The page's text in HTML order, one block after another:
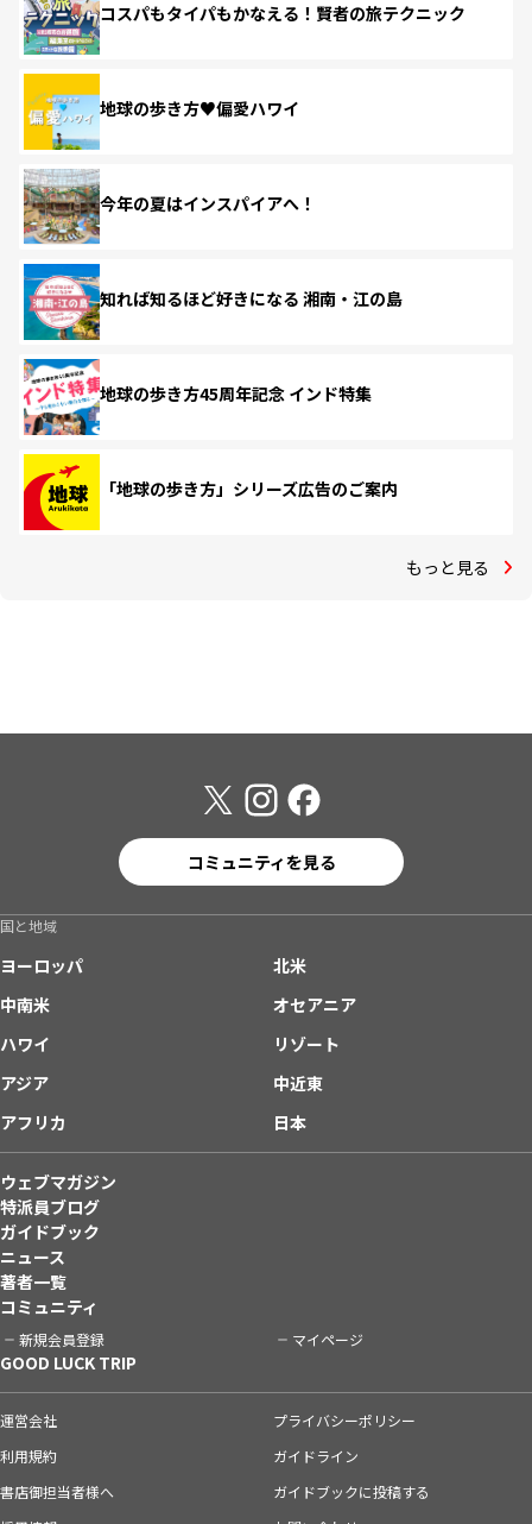
コスパもタイパもかなえる！賢者の旅テクニック
地球の歩き方♥偏愛ハワイ
今年の夏はインスパイアへ！
知れば知るほど好きになる 湘南・江の島
地球の歩き方45周年記念 インド特集
「地球の歩き方」シリーズ広告のご案内
もっと見る
コミュニティを見る
国と地域
ヨーロッパ
北米
中南米
オセアニア
ハワイ
リゾート
アジア
中近東
アフリカ
日本
ウェブマガジン
特派員ブログ
ガイドブック
ニュース
著者一覧
コミュニティ
新規会員登録 マイページ
GOOD LUCK TRIP
運営会社
プライバシーポリシー
利用規約
ガイドライン
書店御担当者様へ
ガイドブックに投稿する